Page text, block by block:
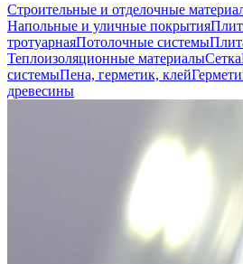
Строительные и отделочные
Напольные и уличные покрытия
тротуарнаяПотолочные системы
Теплоизоляционные материалыСетка
системыПена, герметик, клей
древесины